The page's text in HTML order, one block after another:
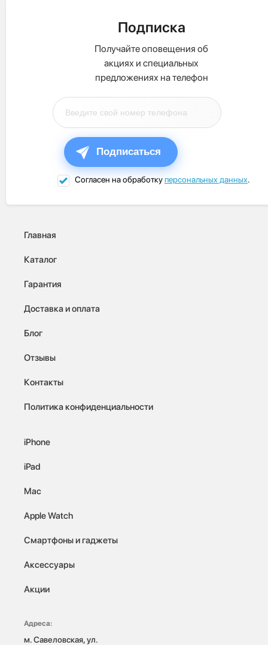
Подписка
Получайте оповещения об
акциях и специальных
предложениях на телефон
Подписаться
Согласен на обработкуперсональных данных.
Главная
Каталог
Гарантия
Доставка и оплата
Блог
Отзывы
Контакты
Политика конфиденциальности
iPhone
iPad
Mac
Apple Watch
Смартфоны и гаджеты
Аксессуары
Акции
Адреса:
м. Савеловская, ул.